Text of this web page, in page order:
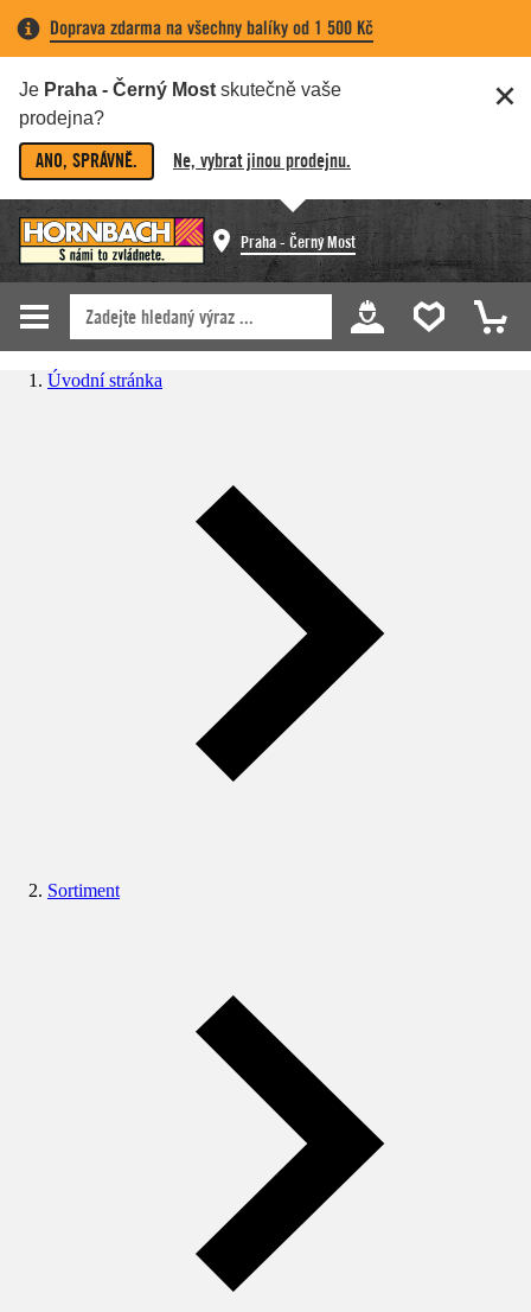
Doprava zdarma na všechny balíky od 1 500 Kč
Je Praha - Černý Most skutečně vaše
prodejna?
ANO, SPRÁVNĚ. Ne, vybrat jinou prodejnu.
Praha - Černý Most
Úvodní stránka
Sortiment